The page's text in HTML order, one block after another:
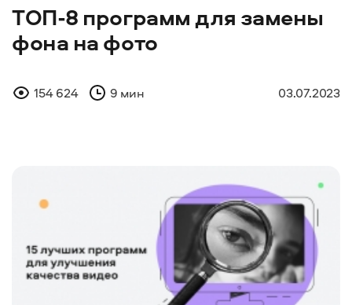
ТОП-8 программ для замены
фона на фото
154 624 9 мин 03.07.2023